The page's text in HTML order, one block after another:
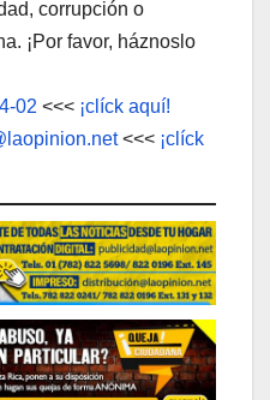
corrupción o
¡Por favor, háznoslo
02 <<< ¡clíck aquí!
<<< ¡clíck